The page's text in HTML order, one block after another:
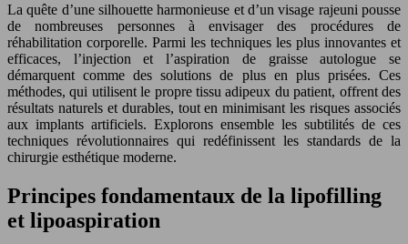
La quête d’une silhouette harmonieuse et d’un visage rajeuni pousse
de nombreuses personnes à envisager des procédures de
réhabilitation corporelle. Parmi les techniques les plus innovantes et
efficaces, l’injection et l’aspiration de graisse autologue se
démarquent comme des solutions de plus en plus prisées. Ces
méthodes, qui utilisent le propre tissu adipeux du patient, offrent des
résultats naturels et durables, tout en minimisant les risques associés
aux implants artificiels. Explorons ensemble les subtilités de ces
techniques révolutionnaires qui redéfinissent les standards de la
chirurgie esthétique moderne.
Principes fondamentaux de la lipofilling
et lipoaspiration